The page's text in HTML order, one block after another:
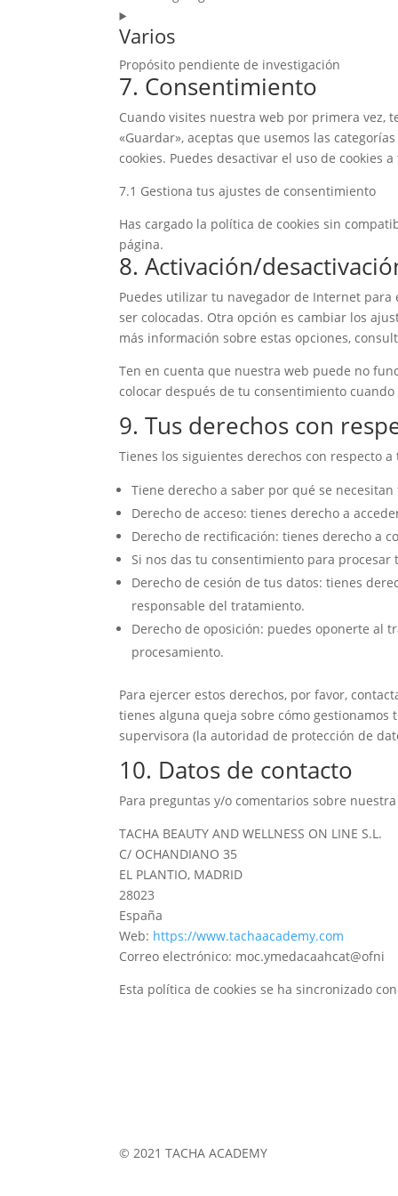
fonts
Consent
to
service
google-
maps
Varios
Propósito pendiente de investigación
Consent
service
varios
7. Consentimiento
Cuando visites nuestra web por primera vez,
«Guardar», aceptas que usemos las
cookies. Puedes desactivar el uso de
7.1 Gestiona tus ajustes de consentimiento
Has cargado la política de cookies sin
página.
8. Activación/
Puedes utilizar tu navegador de Internet
ser colocadas. Otra opción es cambiar los
más información sobre estas opciones,
Ten en cuenta que nuestra web puede no
colocar después de tu consentimiento
9. Tus derechos con
Tienes los siguientes derechos con respecto
Tiene derecho a saber por qué se
Derecho de acceso: tienes derecho a
Derecho de rectificación: tienes derecho a
Si nos das tu consentimiento para
Derecho de cesión de tus datos: tienes
responsable del tratamiento.
Derecho de oposición: puedes oponerte al
procesamiento.
Para ejercer estos derechos, por favor,
tienes alguna queja sobre cómo
supervisora (la autoridad de protección de
10. Datos de contacto
Para preguntas y/o comentarios sobre
TACHA BEAUTY AND WELLNESS ON LINE S.L.
C/ OCHANDIANO 35
EL PLANTIO, MADRID
28023
España
Web: https://www.tachaacademy.com
Correo electrónico: moc.ymedacaahcat@ofni
Esta política de cookies se ha sincronizado
© 2021 TACHA ACADEMY